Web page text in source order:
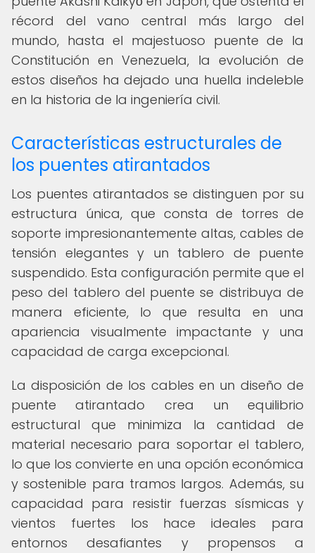
récord del vano central más largo del
mundo, hasta el majestuoso puente de la
Constitución en Venezuela, la evolución de
estos diseños ha dejado una huella indeleble
en la historia de la ingeniería civil.
Características estructurales de
los puentes atirantados
Los puentes atirantados se distinguen por su
estructura única, que consta de torres de
soporte impresionantemente altas, cables de
tensión elegantes y un tablero de puente
suspendido. Esta configuración permite que el
peso del tablero del puente se distribuya de
manera eficiente, lo que resulta en una
apariencia visualmente impactante y una
capacidad de carga excepcional.
La disposición de los cables en un diseño de
puente atirantado crea un equilibrio
estructural que minimiza la cantidad de
material necesario para soportar el tablero,
lo que los convierte en una opción económica
y sostenible para tramos largos. Además, su
capacidad para resistir fuerzas sísmicas y
vientos fuertes los hace ideales para
entornos desafiantes y propensos a